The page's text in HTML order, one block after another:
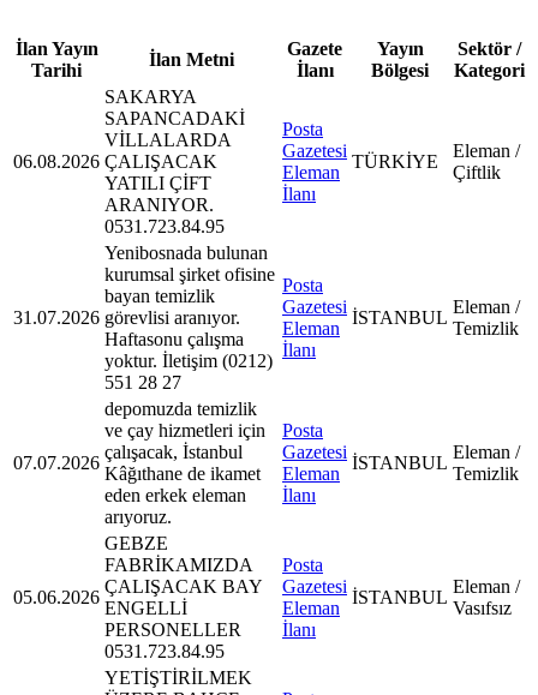
İlan Yayın
Tarihi
İlan Metni
Gazete
İlanı
Yayın
Bölgesi
Sektör /
Kategori
06.08.2026
SAKARYA
SAPANCADAKİ
VİLLALARDA
ÇALIŞACAK
YATILI ÇİFT
ARANIYOR.
0531.723.84.95
Posta
Gazetesi
Eleman
İlanı
TÜRKİYE
Eleman /
Çiftlik
31.07.2026
Yenibosnada bulunan
kurumsal şirket ofisine
bayan temizlik
görevlisi aranıyor.
Haftasonu çalışma
yoktur. İletişim (0212)
551 28 27
Posta
Gazetesi
Eleman
İlanı
İSTANBUL
Eleman /
Temizlik
07.07.2026
depomuzda temizlik
ve çay hizmetleri için
çalışacak, İstanbul
Kâğıthane de ikamet
eden erkek eleman
arıyoruz.
Posta
Gazetesi
Eleman
İlanı
İSTANBUL
Eleman /
Temizlik
05.06.2026
GEBZE
FABRİKAMIZDA
ÇALIŞACAK BAY
ENGELLİ
PERSONELLER
0531.723.84.95
Posta
Gazetesi
Eleman
İlanı
İSTANBUL
Eleman /
Vasıfsız
YETİŞTİRİLMEK